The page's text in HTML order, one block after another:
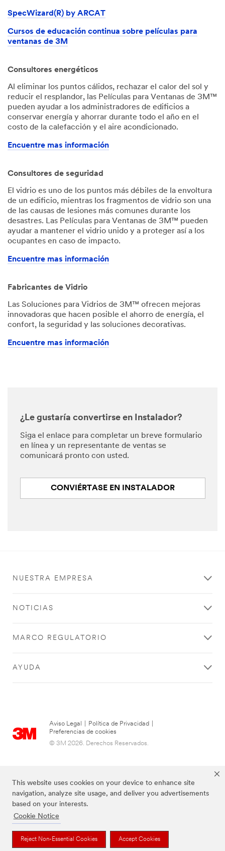
This website uses cookies on your device to enhance site
navigation, analyze site usage, and deliver you advertisements
based on your interests.
Cookie Notice
Reject Non-Essential Cookies Accept Cookies
SpecWizard(R) by ARCAT
Cursos de educación continua sobre películas para
ventanas de 3M
Consultores energéticos
Al eliminar los puntos cálidos, rechazar el calor del sol y
reducir el resplandor, las Películas para Ventanas de 3M™
pueden ayudar a los administradores de edificios a
conservar energía y ahorrar durante todo el año en el
costo de la calefacción y el aire acondicionado.
Encuentre mas información
Consultores de seguridad
El vidrio es uno de los puntos más débiles de la envoltura
de un edificio, mientras los fragmentos de vidrio son una
de las causas de lesiones más comunes durante los
desastres. Las Películas para Ventanas de 3M™ pueden
ayudar a mantener el vidrio unido y a proteger así a los
ocupantes en caso de impacto.
Encuentre mas información
Fabricantes de Vidrio
Las Soluciones para Vidrios de 3M™ ofrecen mejoras
innovadoras que hacen posible el ahorro de energía, el
confort, la seguridad y las soluciones decorativas.
Encuentre mas información
¿Le gustaría convertirse en Instalador?
Siga el enlace para completar un breve formulario
en línea y un representante de ventas se
comunicará pronto con usted.
CONVIÉRTASE EN INSTALADOR
NUESTRA EMPRESA
NOTICIAS
MARCO REGULATORIO
AYUDA
Aviso Legal Política de Privacidad
Preferencias de cookies
© 3M 2026. Derechos Reservados.
Las marcas mencionadas arriba son Marcas Registradas de 3M.